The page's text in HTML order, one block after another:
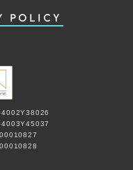
POLICY